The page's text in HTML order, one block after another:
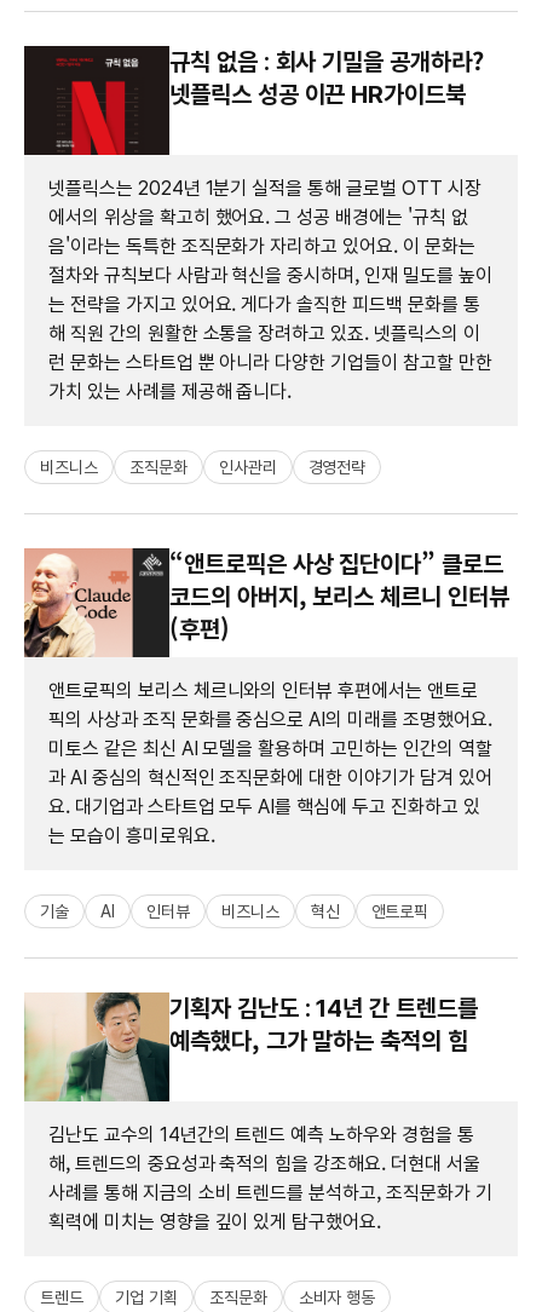
규칙 없음 : 회사 기밀을 공개하라?
넷플릭스 성공 이끈 HR가이드북
넷플릭스는 2024년 1분기 실적을 통해 글로벌 OTT 시장
에서의 위상을 확고히 했어요. 그 성공 배경에는 '규칙 없
음'이라는 독특한 조직문화가 자리하고 있어요. 이 문화는
절차와 규칙보다 사람과 혁신을 중시하며, 인재 밀도를 높이
는 전략을 가지고 있어요. 게다가 솔직한 피드백 문화를 통
해 직원 간의 원활한 소통을 장려하고 있죠. 넷플릭스의 이
런 문화는 스타트업 뿐 아니라 다양한 기업들이 참고할 만한
가치 있는 사례를 제공해 줍니다.
비즈니스 조직문화 인사관리 경영전략
“앤트로픽은 사상 집단이다” 클로드
코드의 아버지, 보리스 체르니 인터뷰
(후편)
앤트로픽의 보리스 체르니와의 인터뷰 후편에서는 앤트로
픽의 사상과 조직 문화를 중심으로 AI의 미래를 조명했어요.
미토스 같은 최신 AI 모델을 활용하며 고민하는 인간의 역할
과 AI 중심의 혁신적인 조직문화에 대한 이야기가 담겨 있어
요. 대기업과 스타트업 모두 AI를 핵심에 두고 진화하고 있
는 모습이 흥미로워요.
기술 AI 인터뷰 비즈니스 혁신 앤트로픽
기획자 김난도 : 14년 간 트렌드를
예측했다, 그가 말하는 축적의 힘
김난도 교수의 14년간의 트렌드 예측 노하우와 경험을 통
해, 트렌드의 중요성과 축적의 힘을 강조해요. 더현대 서울
사례를 통해 지금의 소비 트렌드를 분석하고, 조직문화가 기
획력에 미치는 영향을 깊이 있게 탐구했어요.
트렌드 기업 기획 조직문화 소비자 행동